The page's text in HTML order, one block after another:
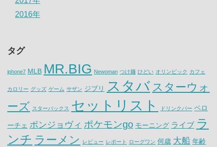
2016年
タグ
iphone7 MLB MR.BIG Newoman つけ麺 ひどい オリンピック カフェ
カロリー グッズ ゲーム サザン ジブリ スタバ スターウォ
ーズ スターバックス セットリスト ドリンクバー ベロ
ーチェ ボンジョヴィ ポケモンgo モーニング ライブ ラ
ンチ ラーメン レビュー レポート ローグワン 何歳 大船 年齢